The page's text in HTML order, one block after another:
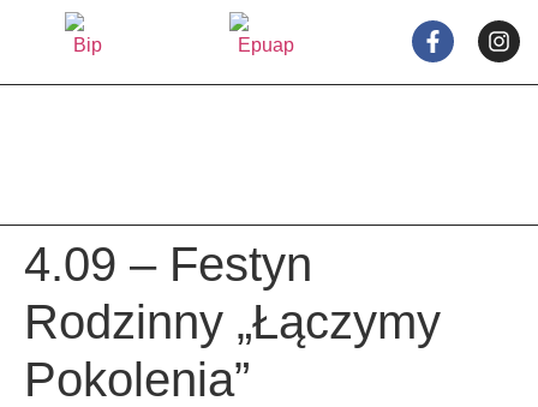
4.09 – Festyn
Rodzinny „Łączymy
Pokolenia”